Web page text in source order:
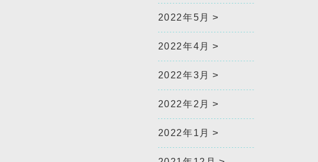
2022年5月
2022年4月
2022年3月
2022年2月
2022年1月